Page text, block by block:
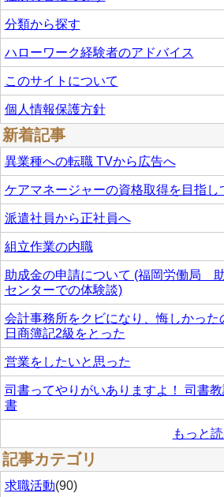
分類から探す
ハローワーク経験者のアドバイス
このサイトについて
個人情報保護方針
新着記事
異業種への転職 TVから広告へ
ケアマネージャーの資格取得を目指し
派遣社員から正社員へ
組立作業の内職
助成金の申請について (福岡労働局
センターでの体験談)
会計事務所をクビになり、悔しかった
日商簿記2級をとった
営業をしたいと思った
司書ってやりがいありますよ！ 司書教
書
もっと
記事カテゴリ
求職活動(90)